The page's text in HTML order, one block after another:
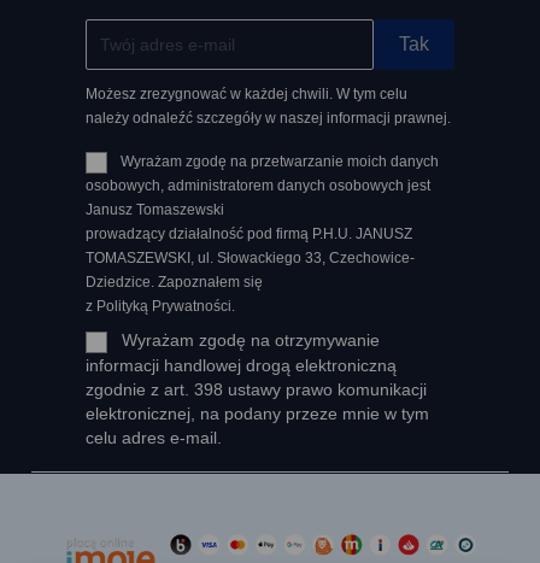
Możesz zrezygnować w każdej chwili. W tym celu
należy odnaleźć szczegóły w naszej informacji prawnej.
Wyrażam zgodę na przetwarzanie moich danych
osobowych, administratorem danych osobowych jest
Janusz Tomaszewski
prowadzący działalność pod firmą P.H.U. JANUSZ
TOMASZEWSKI, ul. Słowackiego 33, Czechowice-
Dziedzice. Zapoznałem się
z Polityką Prywatności.
Wyrażam zgodę na otrzymywanie
informacji handlowej drogą elektroniczną
zgodnie z art. 398 ustawy prawo komunikacji
elektronicznej, na podany przeze mnie w tym
celu adres e-mail.